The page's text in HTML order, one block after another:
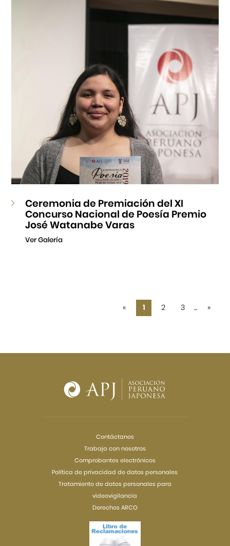
Ceremonia de Premiación del XI
Concurso Nacional de Poesía Premio
José Watanabe Varas
Ver Galería
« 1 2 3 ... »
Contáctanos
Trabaja con nosotros
Comprobantes electrónicos
Política de privacidad de datos personales
Tratamiento de datos personales para
videovigilancia
Derechos ARCO